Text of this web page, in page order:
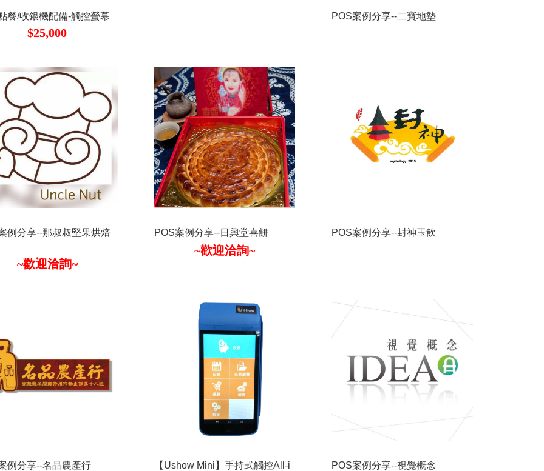
餐/收銀機配備-觸控螢幕
$25,000
POS案例分享--二寶地墊
例分享--那叔叔堅果烘焙
~歡迎洽詢~
POS案例分享--日興堂喜餅
~歡迎洽詢~
POS案例分享--封神玉飲
例分享--名品農產行
【Ushow Mini】手持式觸控All-i
POS案例分享--視覺概念